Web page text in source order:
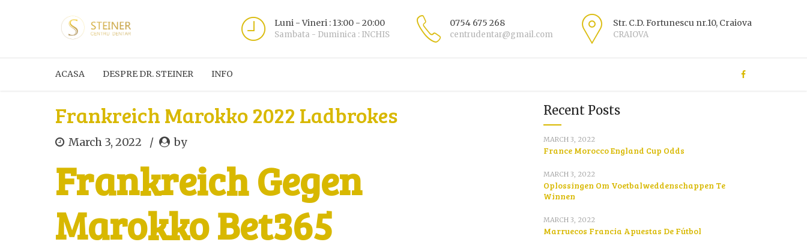
Luni - Vineri : 13:00 - 20:00
Sambata - Duminica : INCHIS
0754 675 268
centrudentar@gmail.com
Str. C.D. Fortunescu nr.10, Craiova
CRAIOVA
ACASA DESPRE DR. STEINER INFO
Frankreich Marokko 2022 Ladbrokes
March 3, 2022 by
Frankreich Gegen
Marokko Bet365
Recent Posts
MARCH 3, 2022
France Morocco England Cup Odds
MARCH 3, 2022
Oplossingen Om Voetbalweddenschappen Te
Winnen
MARCH 3, 2022
Marruecos Francia Apuestas De Fútbol